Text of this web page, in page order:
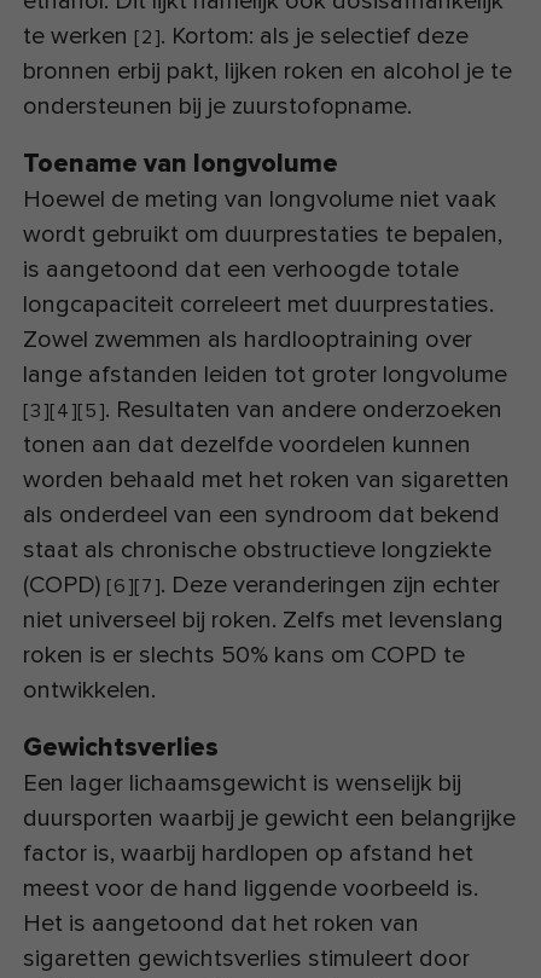
te werken [2]. Kortom: als je selectief deze
bronnen erbij pakt, lijken roken en alcohol je te
ondersteunen bij je zuurstofopname.
Toename van longvolume
Hoewel de meting van longvolume niet vaak
wordt gebruikt om duurprestaties te bepalen,
is aangetoond dat een verhoogde totale
longcapaciteit correleert met duurprestaties.
Zowel zwemmen als hardlooptraining over
lange afstanden leiden tot groter longvolume
[3][4][5]. Resultaten van andere onderzoeken
tonen aan dat dezelfde voordelen kunnen
worden behaald met het roken van sigaretten
als onderdeel van een syndroom dat bekend
staat als chronische obstructieve longziekte
(COPD) [6][7]. Deze veranderingen zijn echter
niet universeel bij roken. Zelfs met levenslang
roken is er slechts 50% kans om COPD te
ontwikkelen.
Gewichtsverlies
Een lager lichaamsgewicht is wenselijk bij
duursporten waarbij je gewicht een belangrijke
factor is, waarbij hardlopen op afstand het
meest voor de hand liggende voorbeeld is.
Het is aangetoond dat het roken van
sigaretten gewichtsverlies stimuleert door